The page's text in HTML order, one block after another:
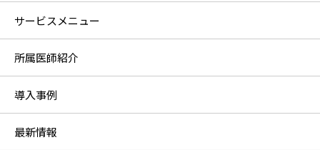
サービスメニュー
所属医師紹介
導入事例
最新情報